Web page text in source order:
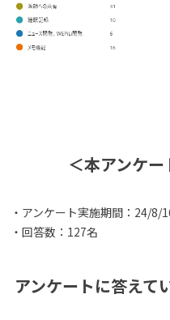
＜本アンケ
・アンケート実施期間：24/8/
・回答数：127名
アンケートに答えて